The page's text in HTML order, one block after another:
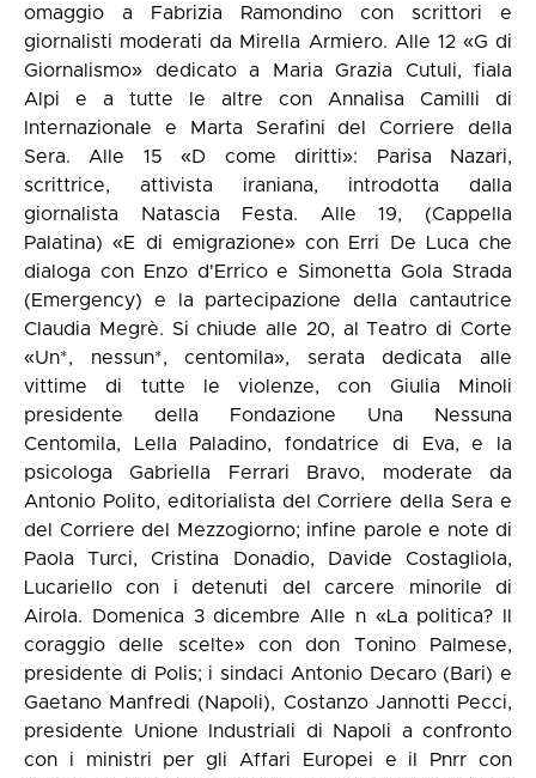
omaggio a Fabrizia Ramondino con scrittori e
giornalisti moderati da Mirella Armiero. Alle 12 «G di
Giornalismo» dedicato a Maria Grazia Cutuli, fiala
Alpi e a tutte le altre con Annalisa Camilli di
Internazionale e Marta Serafini del Corriere della
Sera. Alle 15 «D come diritti»: Parisa Nazari,
scrittrice, attivista iraniana, introdotta dalla
giornalista Natascia Festa. Alle 19, (Cappella
Palatina) «E di emigrazione» con Erri De Luca che
dialoga con Enzo d'Errico e Simonetta Gola Strada
(Emergency) e la partecipazione della cantautrice
Claudia Megrè. Si chiude alle 20, al Teatro di Corte
«Un*, nessun*, centomila», serata dedicata alle
vittime di tutte le violenze, con Giulia Minoli
presidente della Fondazione Una Nessuna
Centomila, Lella Paladino, fondatrice di Eva, e la
psicologa Gabriella Ferrari Bravo, moderate da
Antonio Polito, editorialista del Corriere della Sera e
del Corriere del Mezzogiorno; infine parole e note di
Paola Turci, Cristina Donadio, Davide Costagliola,
Lucariello con i detenuti del carcere minorile di
Airola. Domenica 3 dicembre Alle n «La politica? Il
coraggio delle scelte» con don Tonino Palmese,
presidente di Polis; i sindaci Antonio Decaro (Bari) e
Gaetano Manfredi (Napoli), Costanzo Jannotti Pecci,
presidente Unione Industriali di Napoli a confronto
con i ministri per gli Affari Europei e il Pnrr con